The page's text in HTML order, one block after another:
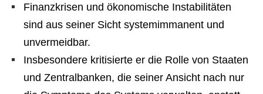
Finanzkrisen und ökonomische Instabilitäten
sind aus seiner Sicht systemimmanent und
unvermeidbar.
Insbesondere kritisierte er die Rolle von Staaten
und Zentralbanken, die seiner Ansicht nach nur